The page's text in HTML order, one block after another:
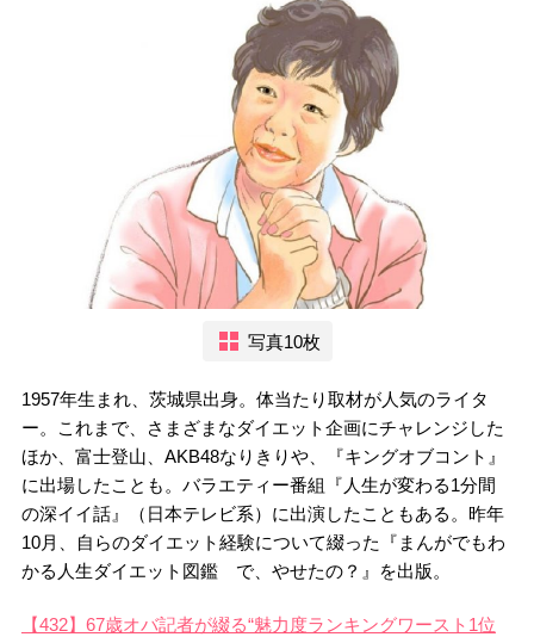
写真10枚
1957年生まれ、茨城県出身。体当たり取材が人気のライタ
ー。これまで、さまざまなダイエット企画にチャレンジした
ほか、富士登山、AKB48なりきりや、『キングオブコント』
に出場したことも。バラエティー番組『人生が変わる1分間
の深イイ話』（日本テレビ系）に出演したこともある。昨年
10月、自らのダイエット経験について綴った『まんがでもわ
かる人生ダイエット図鑑 で、やせたの？』を出版。
【432】67歳オバ記者が綴る“魅力度ランキングワースト1位